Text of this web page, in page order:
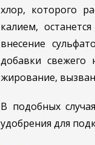
хлор, которого
калием,
внесение
добавки свежего
жирование,
В подобных
удобрения для